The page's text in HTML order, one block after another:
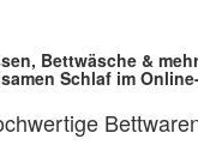
Bettwäsche &
Schlaf im